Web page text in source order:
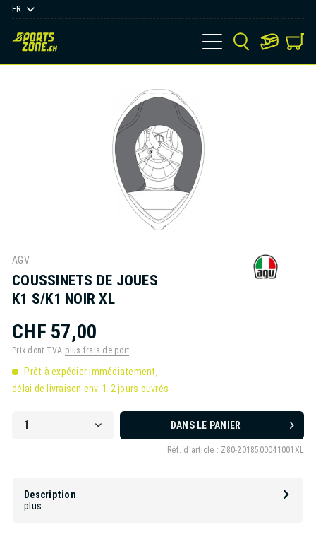
FR
AGV
COUSSINETS DE JOUES
K1 S/K1 NOIR XL
CHF 57,00
Prix dont TVA plus frais de port
Prêt à expédier immédiatement,
délai de livraison env. 1-2 jours ouvrés
DANS LE PANIER
Réf. d'article : Z80-2018500041001XL
Description
plus